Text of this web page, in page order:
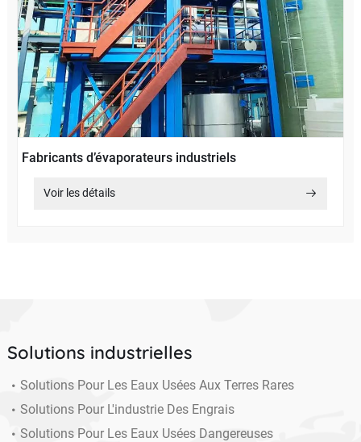
Fabricants d’évaporateurs industriels
Voir les détails
Solutions industrielles
Solutions Pour Les Eaux Usées Aux Terres Rares
Solutions Pour L'industrie Des Engrais
Solutions Pour Les Eaux Usées Dangereuses